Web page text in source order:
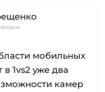
мобильных
в 1vs2 уже два
камер